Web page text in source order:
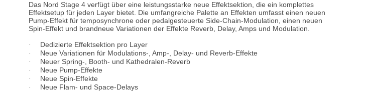
Das Nord Stage 4 verfügt über eine leistungsstarke neue Effektsektion, die ein komplettes
Effektsetup für jeden Layer bietet. Die umfangreiche Palette an Effekten umfasst einen neuen
Pump-Effekt für temposynchrone oder pedalgesteuerte Side-Chain-Modulation, einen neuen
Spin-Effekt und brandneue Variationen der Effekte Reverb, Delay, Amps und Modulation.
· Dedizierte Effektsektion pro Layer
· Neue Variationen für Modulations-, Amp-, Delay- und Reverb-Effekte
· Neuer Spring-, Booth- und Kathedralen-Reverb
· Neue Pump-Effekte
· Neue Spin-Effekte
· Neue Flam- und Space-Delays